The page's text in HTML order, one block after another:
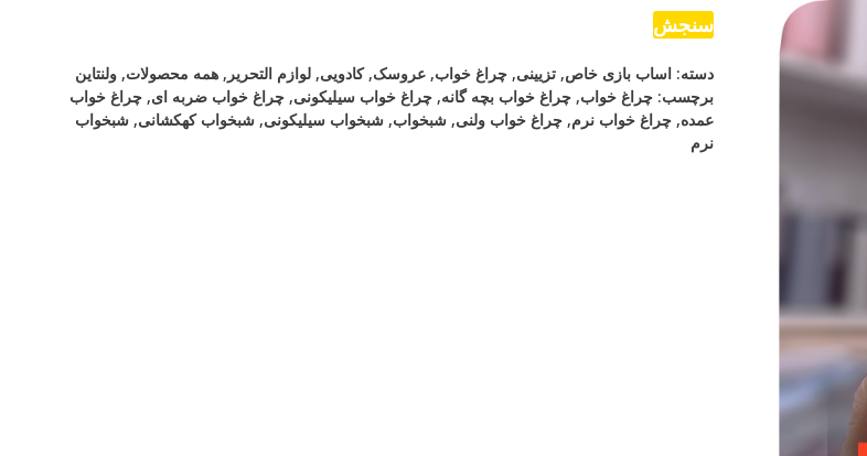
پاندا
نشسته
عدد
سنجش
دسته: اساب بازی خاص, تزیینی, چراغ خواب, عروسک,کادویی, لوازم التحریر , همه محصولات, ولنتاین
برچسب: چراغ خواب, چراغ خواب بچه گانه, چراغ خواب سیلیکونی, چراغ خواب ضربه ای, چراغ خواب
عمده, چراغ خواب نرم, چراغ خواب ولنی, شبخواب, شبخواب سیلیکونی, شبخواب کهکشانی, شبخواب
نرم